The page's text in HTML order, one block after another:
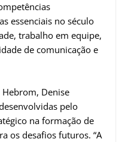
essenciais no século
trabalho em equipe,
de comunicação e
Denise
pelo
na formação de
os desafios futuros. “A